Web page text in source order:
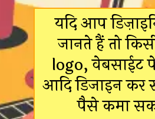
यदि आप
जानते हैं तो
logo, वेबसाईट
आदि डिजाइन
पैसे कमा